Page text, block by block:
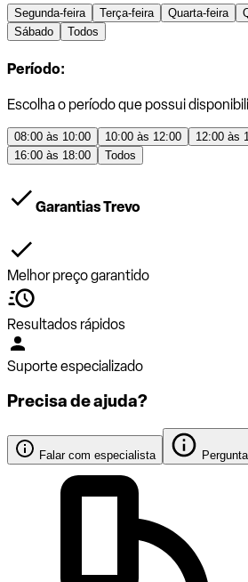
Segunda-feira Terça-feira Quarta-feira
Sábado
Todos
Período:
Escolha o período que possui
08:00 às 10:00 10:00 às 12:00 12:00 às
16:00 às 18:00
Todos
Garantias Trevo
Melhor preço garantido
Resultados rápidos
Suporte especializado
Precisa de ajuda?
Falar com especialista